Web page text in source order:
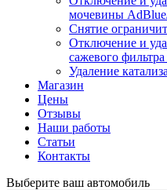
мочевины
Снятие
Отключение и
сажевого
Удаление
Магазин
Цены
Отзывы
Наши работы
Статьи
Контакты
Выберите ваш автомобиль